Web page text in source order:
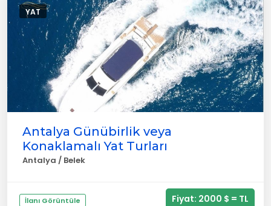
YAT
Antalya Günübirlik veya
Konaklamalı Yat Turları
Antalya / Belek
İlanı Görüntüle Fiyat: 2000 $ = TL